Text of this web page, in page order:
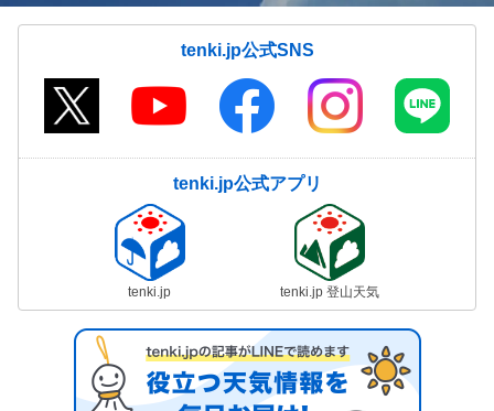
tenki.jp公式SNS
tenki.jp公式アプリ
tenki.jp tenki.jp 登山天気